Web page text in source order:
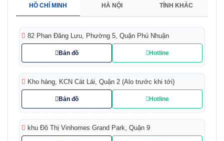
HỒ CHÍ MINH HÀ NỘI TỈNH KHÁC
82 Phan Đăng Lưu, Phường 5, Quận Phú Nhuận
Bản đồ Hotline
Kho hàng, KCN Cát Lái, Quận 2 (Alo trước khi tới)
Bản đồ Hotline
khu Đô Thị Vinhomes Grand Park, Quận 9